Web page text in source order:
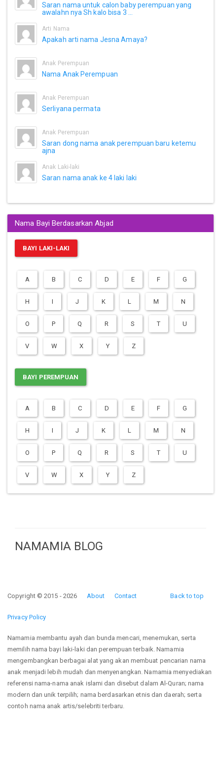
Saran nama untuk calon baby perempuan yang
awalahn nya Sh kalo bisa 3 ...
Arti Nama
Apakah arti nama Jesna Amaya?
Anak Perempuan
Nama Anak Perempuan
Anak Perempuan
Serliyana permata
Anak Perempuan
Saran dong nama anak perempuan baru ketemu
ajna
Anak Laki-laki
Saran nama anak ke 4 laki laki
Nama Bayi Berdasarkan Abjad
BAYI LAKI-LAKI
A B C D E F G
H I J K L M N
O P Q R S T U
V W X Y Z
BAYI PEREMPUAN
A B C D E F G
H I J K L M N
O P Q R S T U
V W X Y Z
NAMAMIA BLOG
Back to top
Copyright © 2015 - 2026 About Contact
Privacy Policy
Namamia membantu ayah dan bunda mencari, menemukan, serta
memilih nama bayi laki-laki dan perempuan terbaik. Namamia
mengembangkan berbagai alat yang akan membuat pencarian nama
anak menjadi lebih mudah dan menyenangkan. Namamia menyediakan
referensi nama-nama anak islami dan disebut dalam Al-Quran; nama
modern dan unik terpilih; nama berdasarkan etnis dan daerah; serta
contoh nama anak artis/selebriti terbaru.